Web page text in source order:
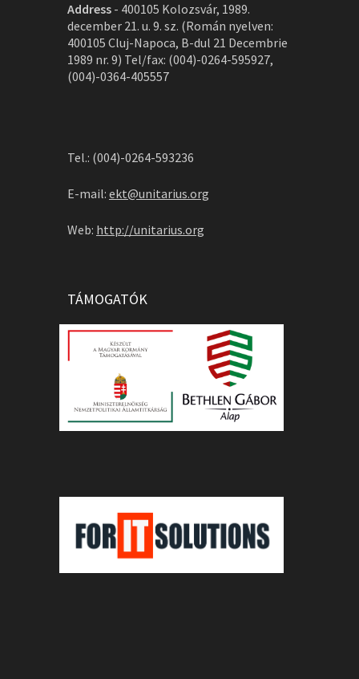
Address - 400105 Kolozsvár, 1989.
december 21. u. 9. sz. (Román nyelven:
400105 Cluj-Napoca, B-dul 21 Decembrie
1989 nr. 9) Tel/fax: (004)-0264-595927,
(004)-0364-405557
Tel.: (004)-0264-593236
E-mail: ekt@unitarius.org
Web: http://unitarius.org
TÁMOGATÓK